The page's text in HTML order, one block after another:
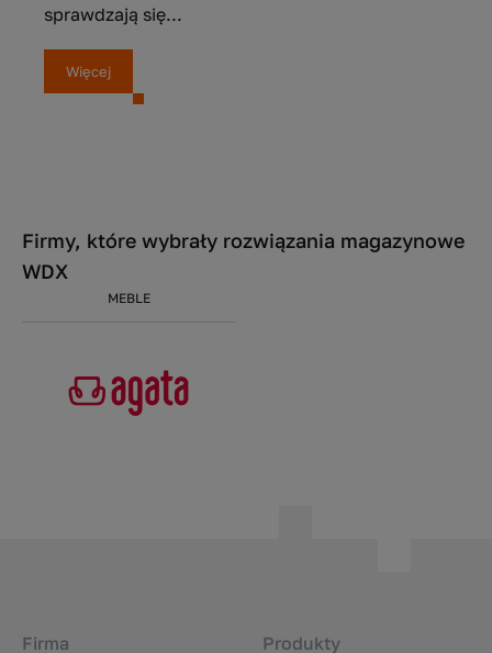
sprawdzają się...
Więcej
Firmy, które wybrały rozwiązania magazynowe
WDX
MEBLE
Firma Produkty